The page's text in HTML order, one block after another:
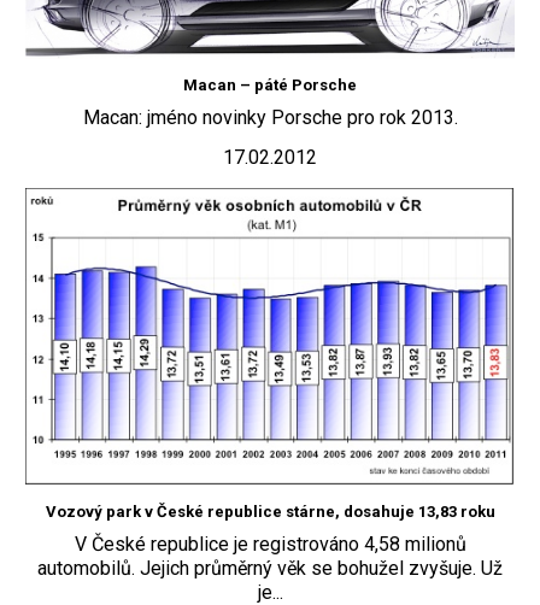
Macan – páté Porsche
Macan: jméno novinky Porsche pro rok 2013.
17.02.2012
Vozový park v České republice stárne, dosahuje 13,83 roku
V České republice je registrováno 4,58 milionů
automobilů. Jejich průměrný věk se bohužel zvyšuje. Už
je...